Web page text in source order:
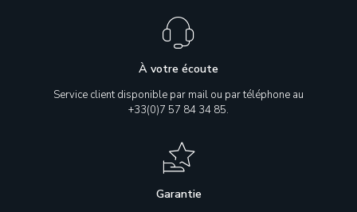
À votre écoute
Service client disponible par mail ou par téléphone au
+33(0)7 57 84 34 85.
Garantie